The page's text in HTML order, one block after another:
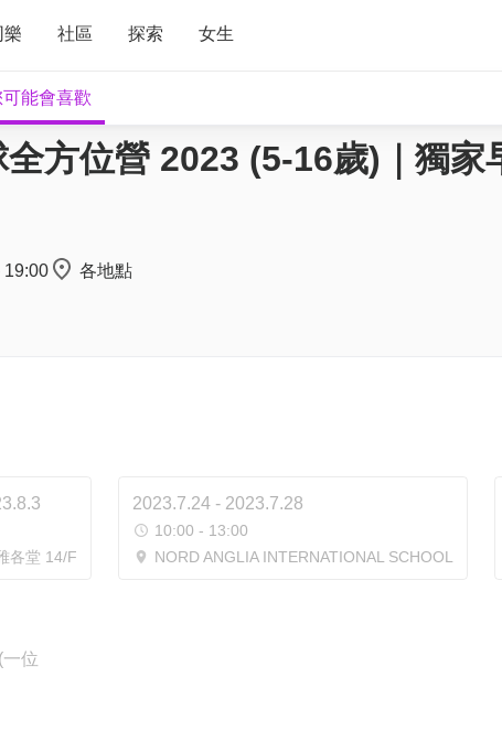
樂 社區 探索 女生
可能會喜歡
方位營 2023 (5-16歲)｜獨家
19:00 各地點
各堂 14/F
2023.7.24 - 2023.7.28
10:00 - 13:00
NORD ANGLIA INTERNATIONAL SCHOOL
位